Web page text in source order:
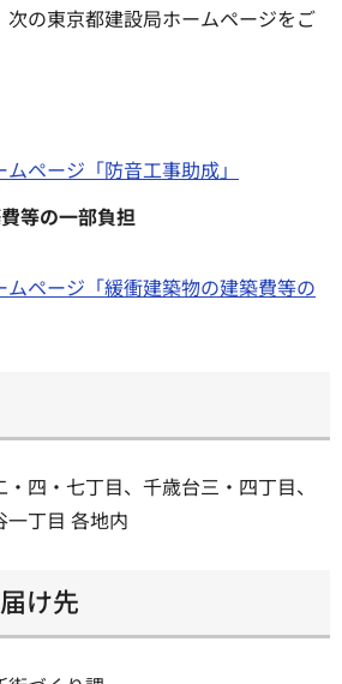
次の東京都建設局ホームページをご
ページ「防音工事助成」
等の一部負担
ムページ「緩衝建築物の建築費等の
四・七丁目、千歳台三・四丁目、
一丁目 各地内
け先